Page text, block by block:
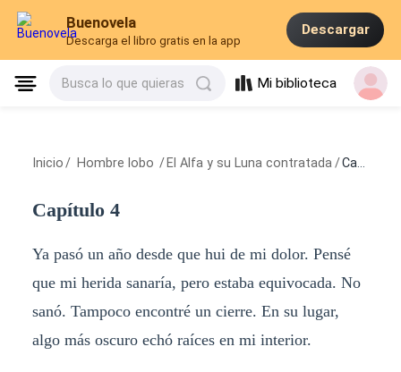
Buenovela
Descarga el libro gratis en la app
Descargar
Busca lo que quieras Mi biblioteca
Inicio / Hombre lobo / El Alfa y su Luna contratada /Capítulo 4
Capítulo 4
Ya pasó un año desde que hui de mi dolor. Pensé
que mi herida sanaría, pero estaba equivocada. No
sanó. Tampoco encontré un cierre. En su lugar,
algo más oscuro echó raíces en mi interior.